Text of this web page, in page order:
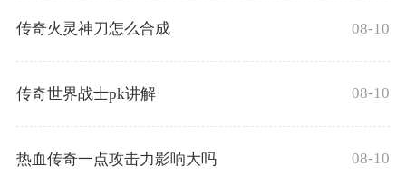
传奇火灵神刀怎么合成 08-10
传奇世界战士pk讲解 08-10
热血传奇一点攻击力影响大吗 08-10